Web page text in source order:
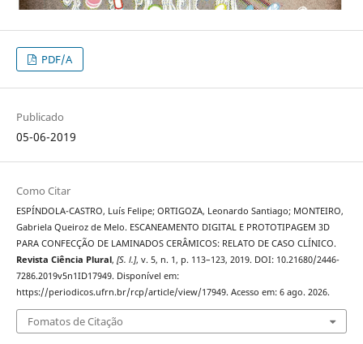
PDF/A
Publicado
05-06-2019
Como Citar
ESPÍNDOLA-CASTRO, Luís Felipe; ORTIGOZA, Leonardo Santiago; MONTEIRO,
Gabriela Queiroz de Melo. ESCANEAMENTO DIGITAL E PROTOTIPAGEM 3D
PARA CONFECÇÃO DE LAMINADOS CERÂMICOS: RELATO DE CASO CLÍNICO.
Revista Ciência Plural, [S. l.], v. 5, n. 1, p. 113–123, 2019. DOI: 10.21680/2446-
7286.2019v5n1ID17949. Disponível em:
https://periodicos.ufrn.br/rcp/article/view/17949. Acesso em: 6 ago. 2026.
Fomatos de Citação